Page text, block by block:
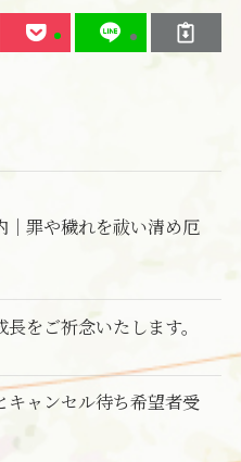
罪や穢れを祓い清め厄
をご祈念いたします。
ャンセル待ち希望者受